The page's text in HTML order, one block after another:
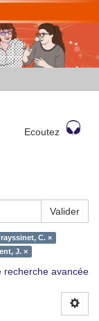
Ecoutez
Valider
C. ×
J. ×
recherche avancée